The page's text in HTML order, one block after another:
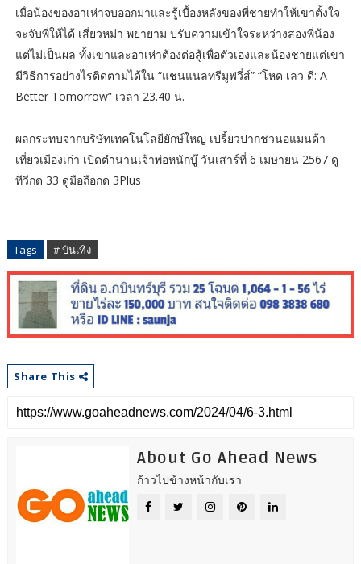
เมื่อน้องของอาเห่าจบออกมาและรู้เบื้องหลังของพี่ชายทำให้เขาตั้งใจ
จะจับพี่ให้ได้ เสี่ยวหม่า พยายาม ปรับความเข้าใจระหว่างสองพี่น้อง
แต่ไม่เป็นผล ทั้งเขาและอาเห่าต้องต่อสู้เพื่อตัวเองและน้องชายแต่เขา
มีวิธีการอย่างไรติดตามได้ใน “แชนแนลทรีมูฟวี่ส์” “โหด เลว ดี: A
Better Tomorrow” เวลา 23.40 น.
ผลกระทบจากบริษัทเทคโนโลยียักษ์ใหญ่ เปรี้ยวปากชวนอแมนด้า
เที่ยวเมืองเก่า เปิดตำนานเจ้าพ่อหนักบู๊ วันเสาร์ที่ 6 เมษายน 2567 ดู
ทีวีกด 33 ดูมือถือกด 3Plus
Tags # บันเทิง
Share This
About Go Ahead News
ก้าวไปข้างหน้ากับเรา